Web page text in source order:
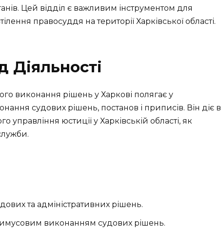
Цей відділ є важливим інструментом для
правосуддя на території Харківської області.
Діяльності
виконання рішень у Харкові полягає у
судових рішень, постанов і приписів. Він діє в
управління юстиції у Харківській області, як
та адміністративних рішень.
виконанням судових рішень.